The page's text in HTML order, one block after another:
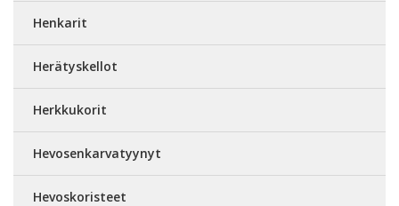
Henkarit
Herätyskellot
Herkkukorit
Hevosenkarvatyynyt
Hevoskoristeet